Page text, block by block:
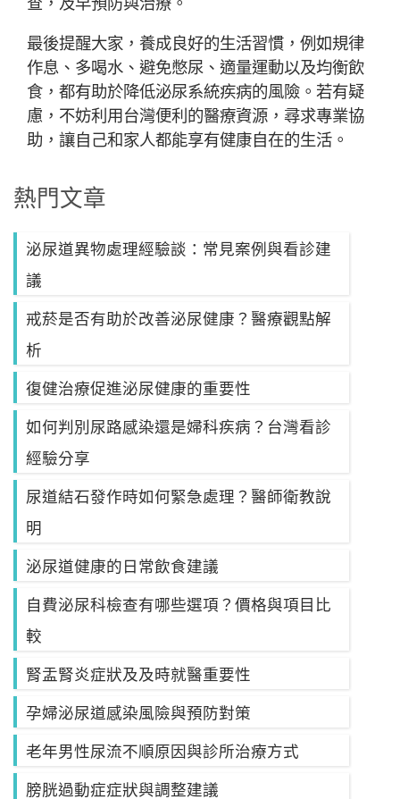
最後提醒大家，養成良好的生活習慣，例如規律
作息、多喝水、避免憋尿、適量運動以及均衡飲
食，都有助於降低泌尿系統疾病的風險。若有疑
慮，不妨利用台灣便利的醫療資源，尋求專業協
助，讓自己和家人都能享有健康自在的生活。
熱門文章
泌尿道異物處理經驗談：常見案例與看診建
議
戒菸是否有助於改善泌尿健康？醫療觀點解
析
復健治療促進泌尿健康的重要性
如何判別尿路感染還是婦科疾病？台灣看診
經驗分享
尿道結石發作時如何緊急處理？醫師衛教說
明
泌尿道健康的日常飲食建議
自費泌尿科檢查有哪些選項？價格與項目比
較
腎盂腎炎症狀及及時就醫重要性
孕婦泌尿道感染風險與預防對策
老年男性尿流不順原因與診所治療方式
膀胱過動症症狀與調整建議